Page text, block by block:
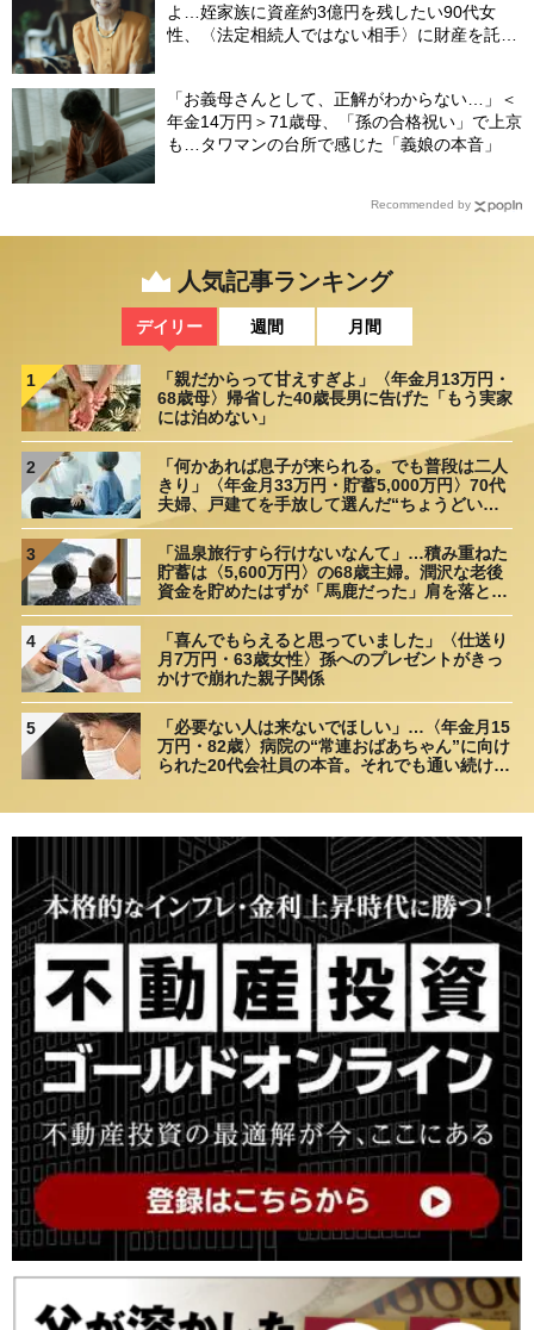
よ…姪家族に資産約3億円を残したい90代女
性、〈法定相続人ではない相手〉に財産を託せ
「お義母さんとして、正解がわからない…」＜
年金14万円＞71歳母、「孫の合格祝い」で上京
も…タワマンの台所で感じた「義娘の本音」
Recommended by
人気記事ランキング
デイリー 週間 月間
1
「親だからって甘えすぎよ」〈年金月13万円・
68歳母〉帰省した40歳長男に告げた「もう実家
には泊めない」
2
「何かあれば息子が来られる。でも普段は二人
きり」〈年金月33万円・貯蓄5,000万円〉70代
夫婦、戸建てを手放して選んだ“ちょうどいい
距離”
3
「温泉旅行すら行けないなんて」…積み重ねた
貯蓄は〈5,600万円〉の68歳主婦。潤沢な老後
資金を貯めたはずが「馬鹿だった」肩を落とす
理由
4
「喜んでもらえると思っていました」〈仕送り
月7万円・63歳女性〉孫へのプレゼントがきっ
かけで崩れた親子関係
5
「必要ない人は来ないでほしい」…〈年金月15
万円・82歳〉病院の“常連おばあちゃん”に向け
られた20代会社員の本音。それでも通い続ける